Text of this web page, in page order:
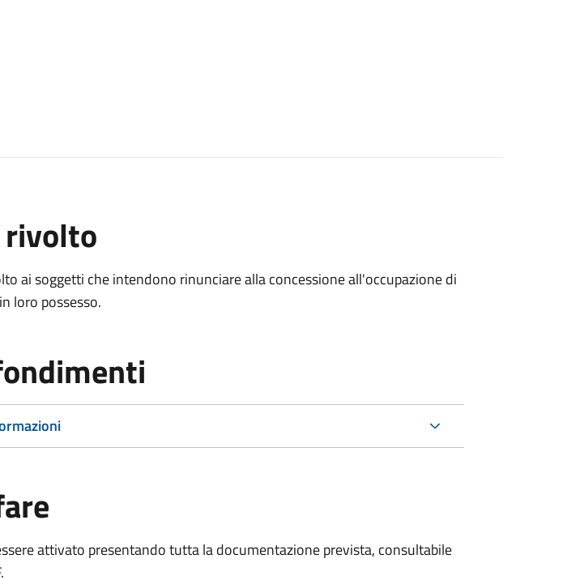
rivolto
ai soggetti che intendono rinunciare alla concessione all'occupazione di
loro possesso.
attivato presentando tutta la documentazione prevista, consultabile